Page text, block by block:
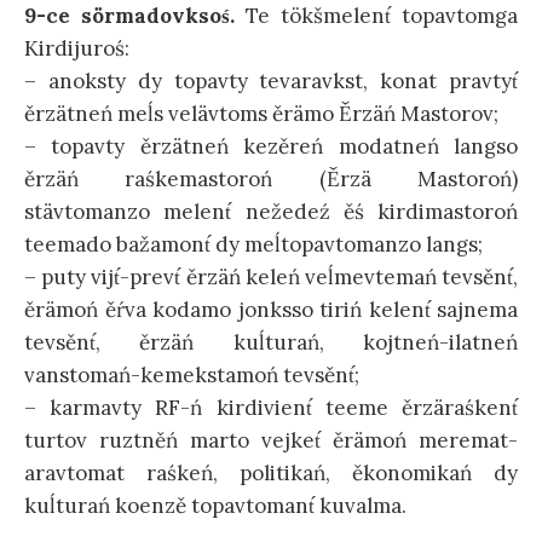
9-ce sörmadovksoś. Te tökšmelent́ topavtomga
Kirdijuroś:
– anoksty dy topavty tevaravkst, konat pravtyt́
ěrzätneń meĺs velävtoms ěrämo Ěrzäń Mastorov;
– topavty ěrzätneń kezěreń modatneń langso
ěrzäń raśkemastoroń (Ěrzä Mastoroń)
stävtomanzo melent́ nežedeź ěś kirdimastoroń
teemado bažamont́ dy meĺtopavtomanzo langs;
– puty vijt́-prevt́ ěrzäń keleń veĺmevtemań tevsěnt́,
ěrämoń ěŕva kodamo jonksso tiriń kelent́ sajnema
tevsěnt́, ěrzäń kuĺturań, kojtneń-ilatneń
vanstomań-kemekstamoń tevsěnt́;
– karmavty RF-ń kirdivient́ teeme ěrzäraśkent́
turtov ruztněń marto vejket́ ěrämoń meremat-
aravtomat raśkeń, politikań, ěkonomikań dy
kuĺturań koenzě topavtomant́ kuvalma.